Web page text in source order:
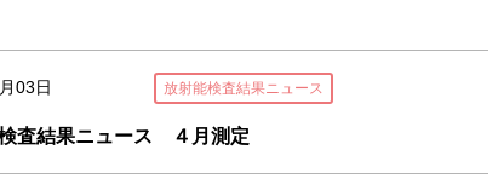
03日 放射能検査結果ニュース
査結果ニュース ４月測定